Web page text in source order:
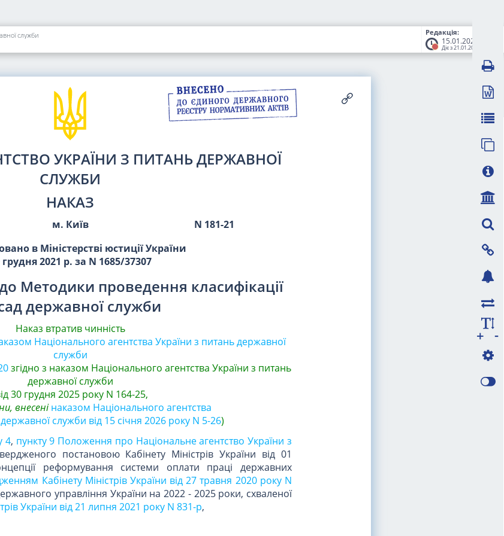
Редакція:
15.01.2026
Діє з 21.01.2026
служби
УКРАЇНИ З ПИТАНЬ ДЕРЖАВНОЇ
СЛУЖБИ
НАКАЗ
м. Київ
N 181-21
в Міністерстві юстиції України
грудня 2021 р. за N 1685/37307
Методики проведення класифікації
державної служби
Наказ втратив чинність
Національного агентства України з питань державної
служби
згідно з наказом Національного агентства України з питань
державної служби
30 грудня 2025 року N 164-25,
внесені наказом Національного агентства
служби від 15 січня 2026 року N 5-26)
4, пункту 9 Положення про Національне агентство України з
постановою Кабінету Міністрів України від 01
реформування системи оплати праці державних
Кабінету Міністрів України від 27 травня 2020 року N
управління України на 2022 - 2025 роки, схваленої
України від 21 липня 2021 року N 831-р,
-
+